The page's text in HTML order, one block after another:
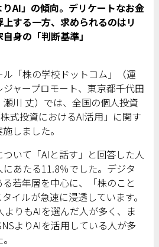
AI」の傾向。デリケートなお金
する一方、求められるのはリ
身の「判断基準」
「株の学校ドットコム」（運
ャープロモート、東京都千代田
川 丈）では、全国の個人投資
式投資におけるAI活用」に関す
しました。
いて「AIと話す」と回答した人
あたる11.8％でした。デジタ
若年層を中心に、「株のこと
イルが急速に浸透しています。
りもAIを選んだ人が多く、ま
よりAIを活用している人が多